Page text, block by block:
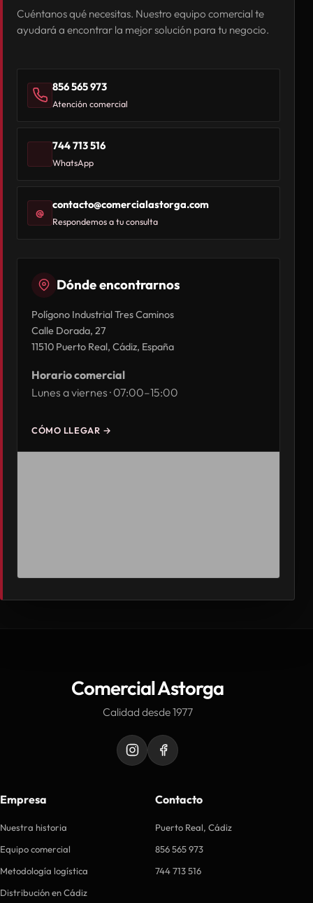
Cuéntanos qué necesitas. Nuestro equipo comercial te
ayudará a encontrar la mejor solución para tu negocio.
856 565 973
Atención comercial
744 713 516
WhatsApp
@
contacto@comercialastorga.com
Respondemos a tu consulta
Dónde encontrarnos
Polígono Industrial Tres Caminos
Calle Dorada, 27
11510 Puerto Real, Cádiz, España
Horario comercial
Lunes a viernes · 07:00–15:00
CÓMO LLEGAR →
Comercial Astorga
Calidad desde 1977
Empresa
Nuestra historia
Equipo comercial
Metodología logística
Distribución en Cádiz
Contacto
Puerto Real, Cádiz
856 565 973
744 713 516